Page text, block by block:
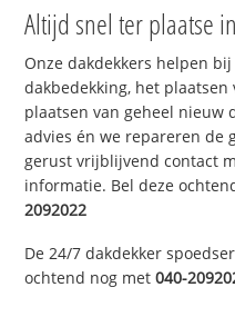
Altijd snel ter plaatse in
Onze dakdekkers helpen
dakbedekking, het
plaatsen van geheel nieuw
advies én we repareren de
gerust vrijblijvend contact
informatie. Bel deze
2092022
De 24/7 dakdekker
ochtend nog met040-